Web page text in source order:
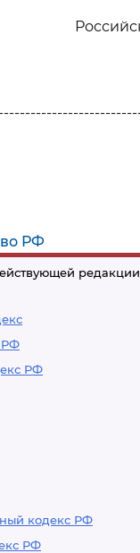
РФ
редакции
РФ
РФ
кодекс РФ
РФ